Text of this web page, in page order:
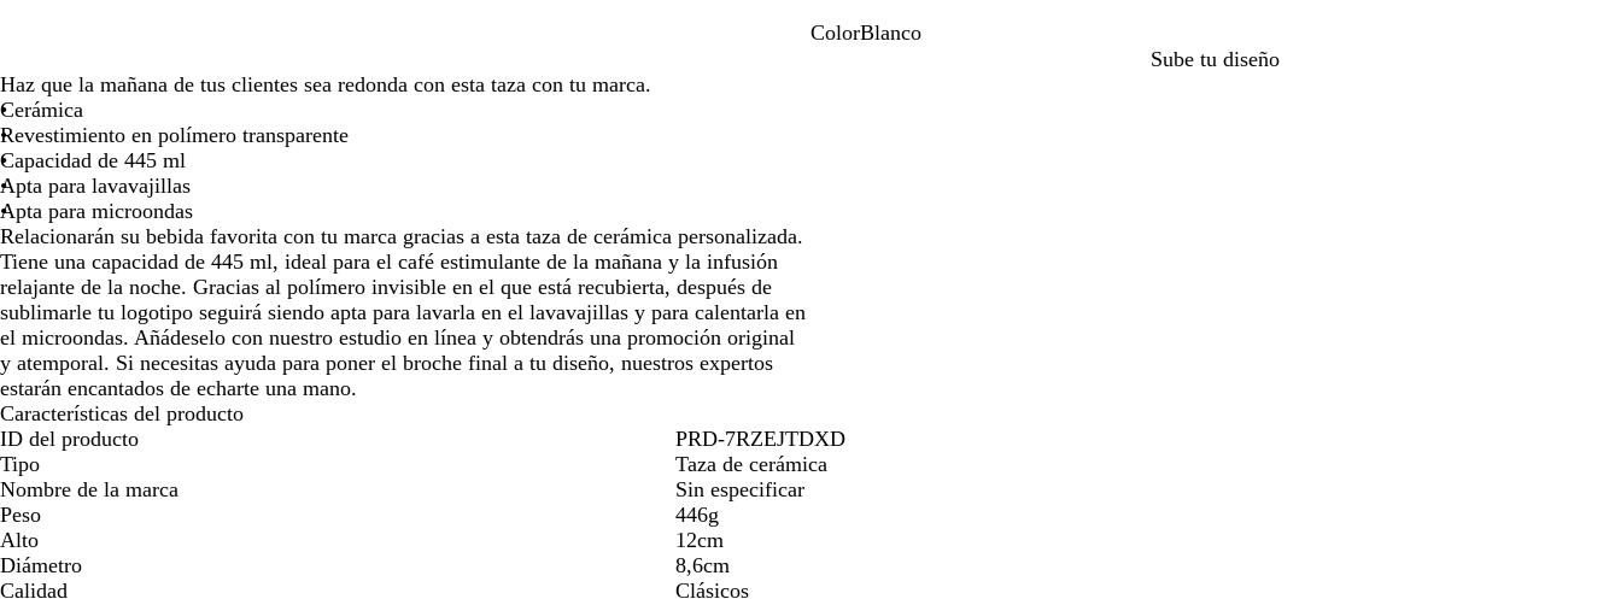
y
flechas
para
moverte
por
la
imagen
y
flechas
la
imagen
y
la
imagen
la
imagen
ColorBlanco
Sube tu diseño
Haz que la mañana de tus clientes sea redonda con esta taza con tu marca.
Cerámica
Revestimiento en polímero transparente
Capacidad de 445 ml
Apta para lavavajillas
Apta para microondas
Relacionarán su bebida favorita con tu marca gracias a esta taza de cerámica personalizada.
Tiene una capacidad de 445 ml, ideal para el café estimulante de la mañana y la infusión
relajante de la noche. Gracias al polímero invisible en el que está recubierta, después de
sublimarle tu logotipo seguirá siendo apta para lavarla en el lavavajillas y para calentarla en
el microondas. Añádeselo con nuestro estudio en línea y obtendrás una promoción original
y atemporal. Si necesitas ayuda para poner el broche final a tu diseño, nuestros expertos
estarán encantados de echarte una mano.
Características del producto
ID del producto
PRD-7RZEJTDXD
Tipo
Taza de cerámica
Nombre de la marca
Sin especificar
Peso
446g
Alto
12cm
Diámetro
8,6cm
Calidad
Clásicos